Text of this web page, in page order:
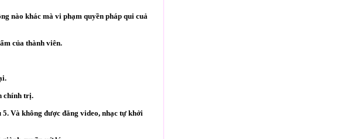
nào khác mà vi phạm quyền pháp qui cuả
của thành viên.
chính trị.
Và không được đăng video, nhạc tự khởi